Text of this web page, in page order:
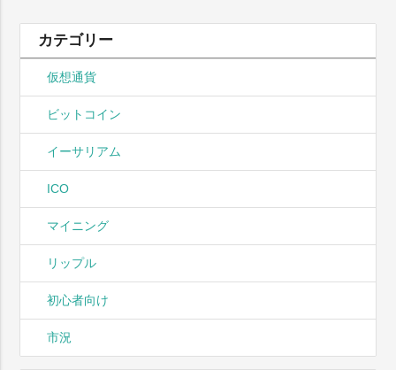
カテゴリー
仮想通貨
ビットコイン
イーサリアム
ICO
マイニング
リップル
初心者向け
市況